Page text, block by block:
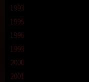
1993
1995
1996
1999
2000
2001